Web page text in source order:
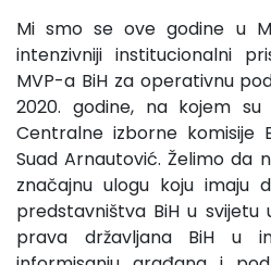
Mi smo se ove godine u
intenzivniji institucionalni
MVP-a BiH za operativnu
2020. godine, na kojem
Centralne izborne komisije
Suad Arnautović. Želimo da
značajnu ulogu koju imaju
predstavništva BiH u
prava državljana BiH u